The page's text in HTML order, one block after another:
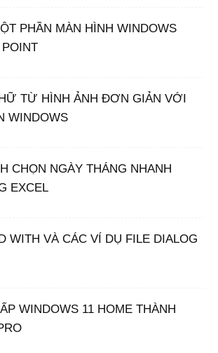
PHẦN MÀN HÌNH WINDOWS
TỪ HÌNH ẢNH ĐƠN GIẢN VỚI
WINDOWS
CHỌN NGÀY THÁNG NHANH
EXCEL
WITH VÀ CÁC VÍ DỤ FILE DIALOG
WINDOWS 11 HOME THÀNH